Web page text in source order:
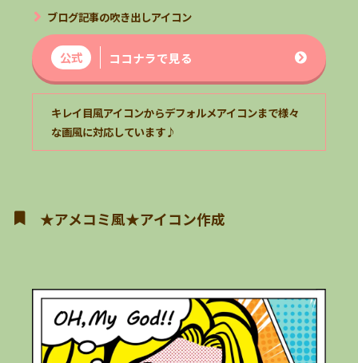
ブログ記事の吹き出しアイコン
公式 ココナラで見る
キレイ目風アイコンからデフォルメアイコンまで様々
な画風に対応しています♪
★アメコミ風★アイコン作成